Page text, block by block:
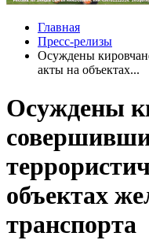
Главная
Пресс-релизы
Осуждены
акты на объектах...
Осуждены
объектах
транспорта